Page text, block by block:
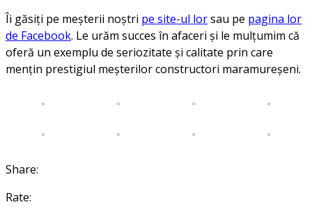
Îi găsiți pe meșterii noștri pe site-ul lorsau pe pagina lor
de Facebook. Le urăm succes în afaceri și le mulțumim că
oferă un exemplu de seriozitate și calitate prin care
mențin prestigiul meșterilor constructori maramureșeni.
Share:
Rate: